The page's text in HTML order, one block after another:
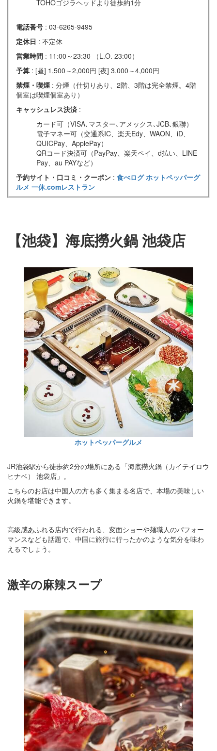
TOHOゴジラヘッドより徒歩約1分
電話番号 : 03-6265-9495
定休日 : 不定休
営業時間 : 11:00～23:30 （L.O. 23:00）
予算 : [昼] 1,500～2,000円 [夜] 3,000～4,000円
禁煙・喫煙 : 分煙（仕切りあり、2階、3階は完全禁煙。4階
個室は喫煙個室あり）
キャッシュレス決済 :
カード可（VISA､マスター､アメックス､JCB､銀聯）
電子マネー可（交通系IC、楽天Edy、WAON、iD、
QUICPay、ApplePay）
QRコード決済可（PayPay、楽天ペイ、d払い、LINE
Pay、au PAYなど）
予約サイト・口コミ・クーポン : 食べログホットペッパーグ
ルメ 一休.comレストラン
【池袋】海底撈火鍋 池袋店
ホットペッパーグルメ
JR池袋駅から徒歩約2分の場所にある「海底撈火鍋（カイテイロウ
ヒナベ） 池袋店」。
こちらのお店は中国人の方も多く集まる名店で、本場の美味しい
火鍋を堪能できます。
高級感あふれる店内で行われる、変面ショーや麺職人のパフォー
マンスなども話題で、中国に旅行に行ったかのような気分を味わ
えるでしょう。
激辛の麻辣スープ